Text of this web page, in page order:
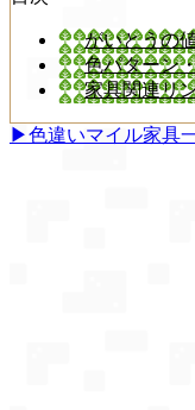
がいとうの
色パターン
家具関連リ
▶色違いマイル家具